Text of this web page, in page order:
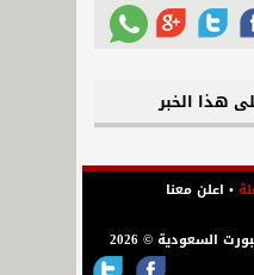
هذا الخبر
• اعلن معنا
السعودية © 2026